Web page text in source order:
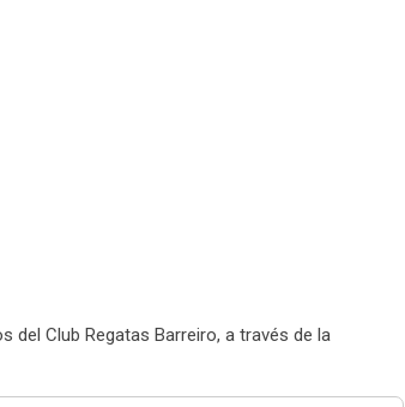
del Club Regatas Barreiro, a través de la